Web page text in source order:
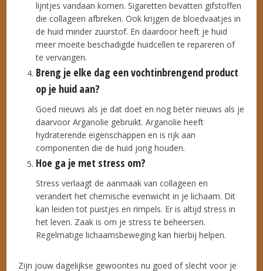
lijntjes vandaan komen. Sigaretten bevatten gifstoffen
die collageen afbreken. Ook krijgen de bloedvaatjes in
de huid minder zuurstof. En daardoor heeft je huid
meer moeite beschadigde huidcellen te repareren of
te vervangen.
Breng je elke dag een vochtinbrengend product
op je huid aan?
Goed nieuws als je dat doet en nog beter nieuws als je
daarvoor Arganolie gebruikt. Arganolie heeft
hydraterende eigenschappen en is rijk aan
componenten die de huid jong houden.
Hoe ga je met stress om?
Stress verlaagt de aanmaak van collageen en
verandert het chemische evenwicht in je lichaam. Dit
kan leiden tot puistjes en rimpels. Er is altijd stress in
het leven. Zaak is om je stress te beheersen.
Regelmatige lichaamsbeweging kan hierbij helpen.
Zijn jouw dagelijkse gewoontes nu goed of slecht voor je